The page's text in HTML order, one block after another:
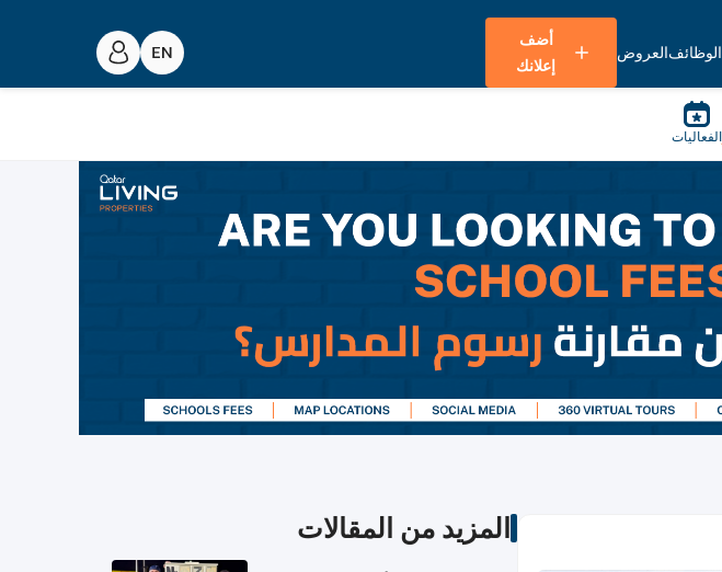
الوظائفالعروض
أضف
إعلانك
الفعاليات
المزيد من المقالات